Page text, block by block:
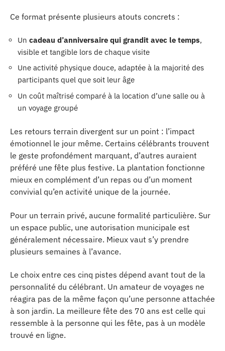
Ce format présente plusieurs atouts concrets :
Un cadeau d’anniversaire qui grandit avec le temps,
visible et tangible lors de chaque visite
Une activité physique douce, adaptée à la majorité des
participants quel que soit leur âge
Un coût maîtrisé comparé à la location d’une salle ou à
un voyage groupé
Les retours terrain divergent sur un point : l’impact
émotionnel le jour même. Certains célébrants trouvent
le geste profondément marquant, d’autres auraient
préféré une fête plus festive. La plantation fonctionne
mieux en complément d’un repas ou d’un moment
convivial qu’en activité unique de la journée.
Pour un terrain privé, aucune formalité particulière. Sur
un espace public, une autorisation municipale est
généralement nécessaire. Mieux vaut s’y prendre
plusieurs semaines à l’avance.
Le choix entre ces cinq pistes dépend avant tout de la
personnalité du célébrant. Un amateur de voyages ne
réagira pas de la même façon qu’une personne attachée
à son jardin. La meilleure fête des 70 ans est celle qui
ressemble à la personne qui les fête, pas à un modèle
trouvé en ligne.